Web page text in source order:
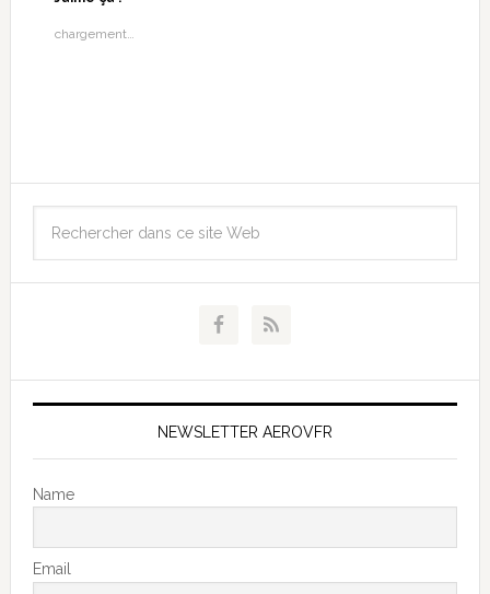
chargement…
NEWSLETTER AEROVFR
Name
Email